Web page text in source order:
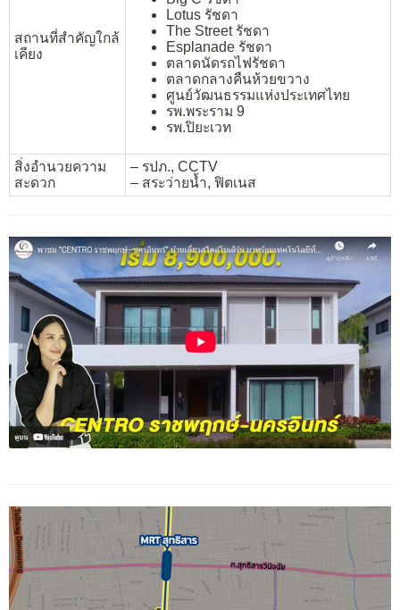
สถานที่สำคัญใกล้
เคียง
Lotus รัชดา
The Street รัชดา
Esplanade รัชดา
ตลาดนัดรถไฟ​รัชดา
ตลาดกลางคืนห้วยขวาง
ศูนย์วัฒนธรรมแห่งประเทศไทย
รพ.พระราม 9
รพ.ปิยะเวท
สิ่งอำนวยความ
สะดวก
– รปภ., CCTV
– สระว่ายน้ำ, ฟิตเนส